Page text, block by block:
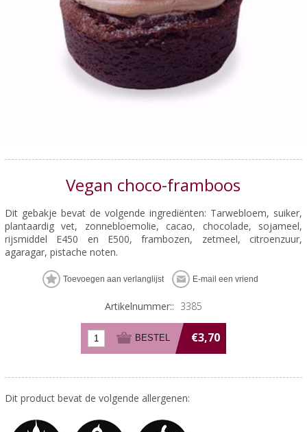
Vegan choco-framboos
Dit gebakje bevat de volgende ingrediënten: Tarwebloem, suiker,
plantaardig vet, zonnebloemolie, cacao, chocolade, sojameel,
rijsmiddel E450 en E500, frambozen, zetmeel, citroenzuur,
agaragar, pistache noten.
Artikelnummer:: 3385
€3,70
Dit product bevat de volgende allergenen: